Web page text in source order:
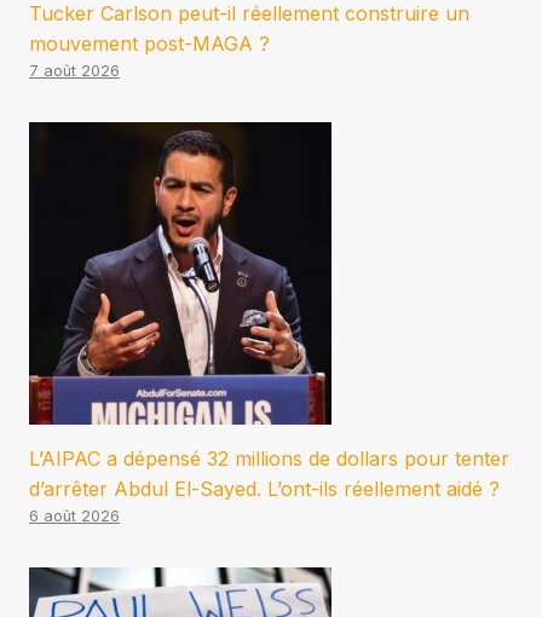
Tucker Carlson peut-il réellement construire un
mouvement post-MAGA ?
7 août 2026
L’AIPAC a dépensé 32 millions de dollars pour tenter
d’arrêter Abdul El-Sayed. L’ont-ils réellement aidé ?
6 août 2026